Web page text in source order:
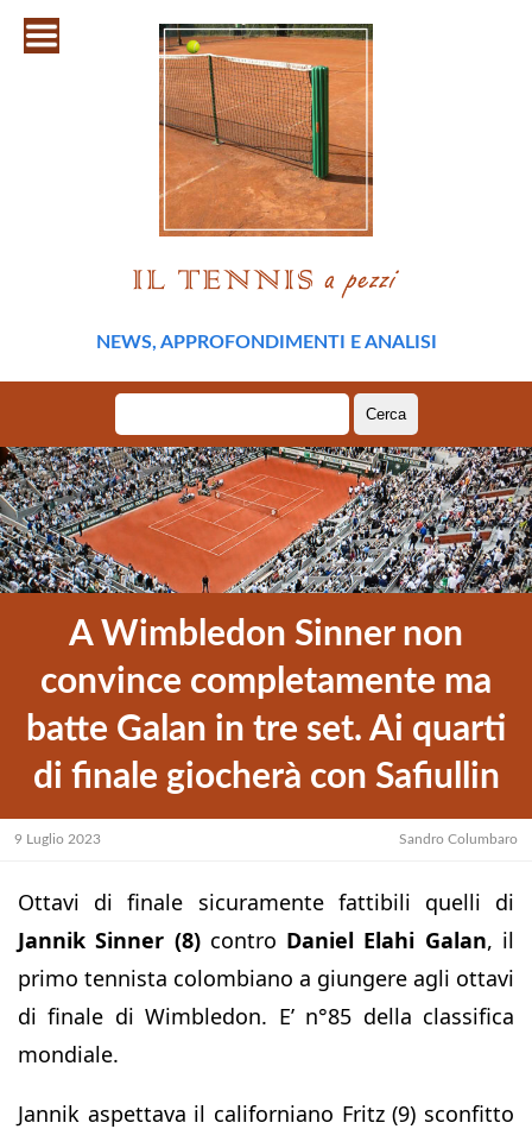
NEWS, APPROFONDIMENTI E ANALISI
per:
A Wimbledon Sinner non
convince completamente ma
batte Galan in tre set. Ai quarti
di finale giocherà con Safiullin
9 Luglio 2023 Sandro Columbaro
Ottavi di finale sicuramente fattibili quelli di
Jannik Sinner (8)contro Daniel Elahi Galan, il
primo tennista colombiano a giungere agli ottavi
di finale di Wimbledon. E’ n°85 della classifica
mondiale.
Jannik aspettava il californiano Fritz (9) sconfitto